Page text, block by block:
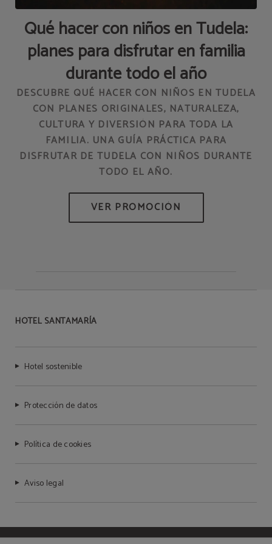
Qué hacer con niños en Tudela:
planes para disfrutar en familia
durante todo el año
DESCUBRE QUÉ HACER CON NIÑOS EN TUDELA
CON PLANES ORIGINALES, NATURALEZA,
CULTURA Y DIVERSIÓN PARA TODA LA
FAMILIA. UNA GUÍA PRÁCTICA PARA
DISFRUTAR DE TUDELA CON NIÑOS DURANTE
TODO EL AÑO.
HOTEL SANTAMARÍA
Hotel sostenible
Protección de datos
Política de cookies
Aviso legal